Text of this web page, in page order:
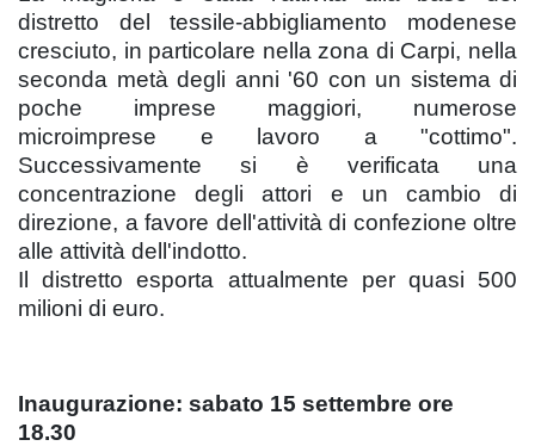
distretto del tessile-abbigliamento modenese
cresciuto, in particolare nella zona di Carpi, nella
seconda metà degli anni '60 con un sistema di
poche imprese maggiori, numerose
microimprese e lavoro a "cottimo".
Successivamente si è verificata una
concentrazione degli attori e un cambio di
direzione, a favore dell'attività di confezione oltre
alle attività dell'indotto.
Il distretto esporta attualmente per quasi 500
milioni di euro.
Inaugurazione: sabato 15 settembre ore
18.30